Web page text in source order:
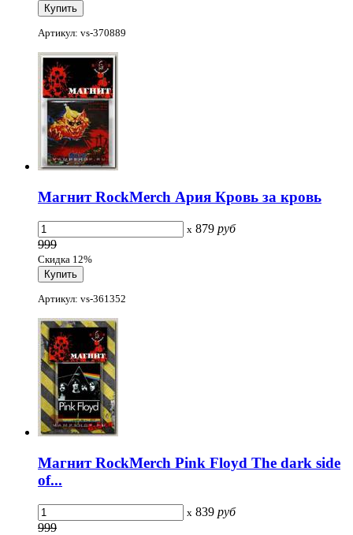
Артикул: vs-370889
Магнит RockMerch Ария Кровь за кровь
x 879 руб
999
Скидка 12%
Артикул: vs-361352
Магнит RockMerch Pink Floyd The dark side
of...
x 839 руб
999